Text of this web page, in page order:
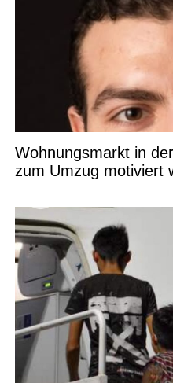
Wohnungsmarkt in
zum Umzug motiviert